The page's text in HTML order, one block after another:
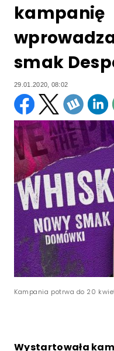
kampanię
smak
29.01.2020, 08:02
Kampania potrwa do 20
Wystartowała